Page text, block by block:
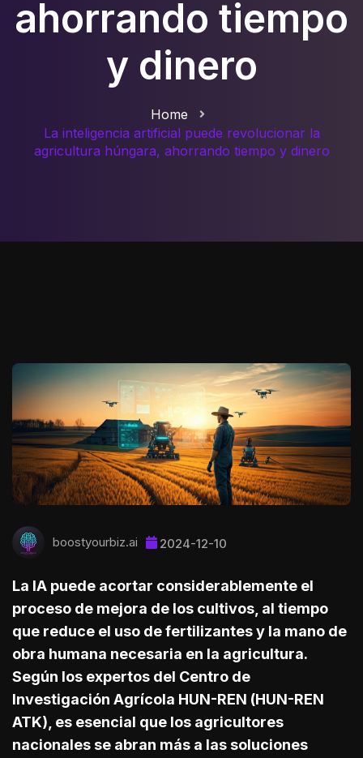
ahorrando tiempo
y dinero
Home
La inteligencia artificial puede revolucionar la
agricultura húngara, ahorrando tiempo y dinero
boostyourbiz.ai 2024-12-10
La IA puede acortar considerablemente el
proceso de mejora de los cultivos, al tiempo
que reduce el uso de fertilizantes y la mano de
obra humana necesaria en la agricultura.
Según los expertos del Centro de
Investigación Agrícola HUN-REN (HUN-REN
ATK), es esencial que los agricultores
nacionales se abran más a las soluciones